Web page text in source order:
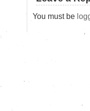
You must be